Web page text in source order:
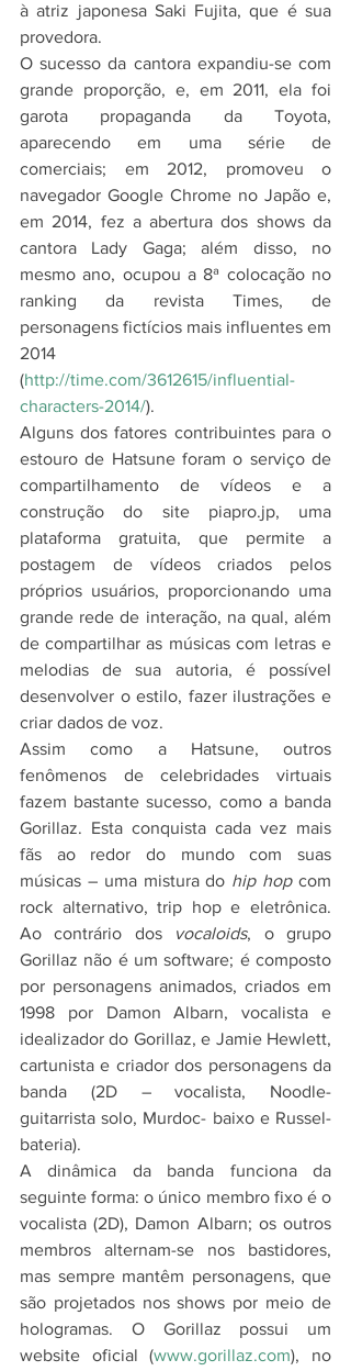
à atriz japonesa Saki Fujita, que é sua
provedora.
O sucesso da cantora expandiu-se com
grande proporção, e, em 2011, ela foi
garota propaganda da Toyota,
aparecendo em uma série de
comerciais; em 2012, promoveu o
navegador Google Chrome no Japão e,
em 2014, fez a abertura dos shows da
cantora Lady Gaga; além disso, no
mesmo ano, ocupou a 8ª colocação no
ranking da revista Times, de
personagens fictícios mais influentes em
2014
(http://time.com/3612615/influential-
characters-2014/).
Alguns dos fatores contribuintes para o
estouro de Hatsune foram o serviço de
compartilhamento de vídeos e a
construção do site piapro.jp, uma
plataforma gratuita, que permite a
postagem de vídeos criados pelos
próprios usuários, proporcionando uma
grande rede de interação, na qual, além
de compartilhar as músicas com letras e
melodias de sua autoria, é possível
desenvolver o estilo, fazer ilustrações e
criar dados de voz.
Assim como a Hatsune, outros
fenômenos de celebridades virtuais
fazem bastante sucesso, como a banda
Gorillaz. Esta conquista cada vez mais
fãs ao redor do mundo com suas
músicas – uma mistura do hip hop com
rock alternativo, trip hop e eletrônica.
Ao contrário dos vocaloids, o grupo
Gorillaz não é um software; é composto
por personagens animados, criados em
1998 por Damon Albarn, vocalista e
idealizador do Gorillaz, e Jamie Hewlett,
cartunista e criador dos personagens da
banda (2D – vocalista, Noodle-
guitarrista solo, Murdoc- baixo e Russel-
bateria).
A dinâmica da banda funciona da
seguinte forma: o único membro fixo é o
vocalista (2D), Damon Albarn; os outros
membros alternam-se nos bastidores,
mas sempre mantêm personagens, que
são projetados nos shows por meio de
hologramas. O Gorillaz possui um
website oficial (www.gorillaz.com), no